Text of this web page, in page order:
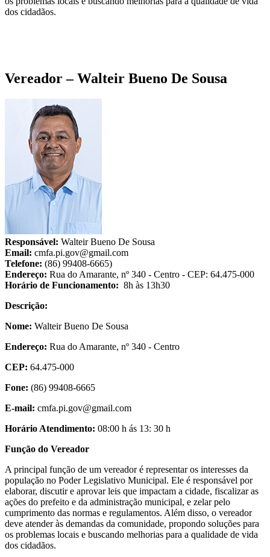
dos cidadãos.
Vereador – Walteir Bueno De Sousa
Responsável: Walteir Bueno De Sousa
Email: cmfa.pi.gov@gmail.com
Telefone: (86) 99408-6665)
Endereço: Rua do Amarante, nº 340 - Centro - CEP: 64.475-000
Horário de Funcionamento: 8h às 13h30
Descrição:
Nome: Walteir Bueno De Sousa
Endereço: Rua do Amarante, nº 340 - Centro
CEP: 64.475-000
Fone: (86) 99408-6665
E-mail: cmfa.pi.gov@gmail.com
Horário Atendimento: 08:00 h ás 13: 30 h
Função do Vereador
A principal função de um vereador é representar os interesses da
população no Poder Legislativo Municipal. Ele é responsável por
elaborar, discutir e aprovar leis que impactam a cidade, fiscalizar as
ações do prefeito e da administração municipal, e zelar pelo
cumprimento das normas e regulamentos. Além disso, o vereador
deve atender às demandas da comunidade, propondo soluções para
os problemas locais e buscando melhorias para a qualidade de vida
dos cidadãos.